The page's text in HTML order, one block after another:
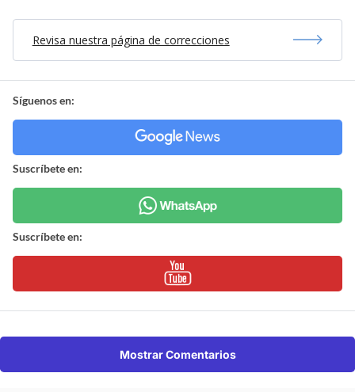
Revisa nuestra página de correcciones
Síguenos en:
Suscríbete en:
Suscríbete en:
Mostrar Comentarios